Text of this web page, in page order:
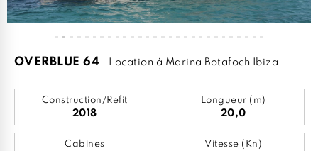
OVERBLUE 64 Location à Marina Botafoch Ibiza
Construction/Refit
2018
Longueur (m)
20,0
Cabines Vitesse (Kn)